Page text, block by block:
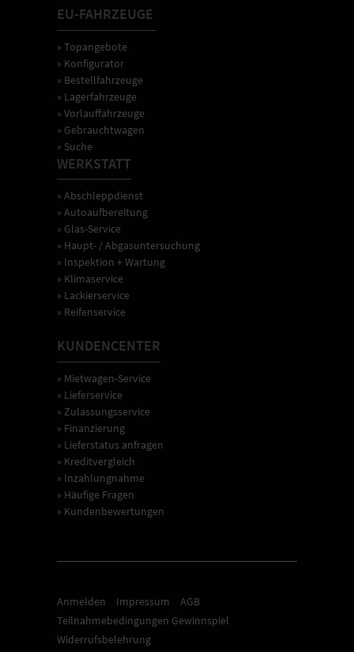
EU-FAHRZEUGE
» Topangebote
» Konfigurator
» Bestellfahrzeuge
» Lagerfahrzeuge
» Vorlauffahrzeuge
» Gebrauchtwagen
» Suche
WERKSTATT
» Abschleppdienst
» Autoaufbereitung
» Glas-Service
» Haupt- / Abgasuntersuchung
» Inspektion + Wartung
» Klimaservice
» Lackierservice
» Reifenservice
KUNDENCENTER
» Mietwagen-Service
» Lieferservice
» Zulassungsservice
» Finanzierung
» Lieferstatus anfragen
» Kreditvergleich
» Inzahlungnahme
» Häufige Fragen
» Kundenbewertungen
Anmelden Impressum
AGB
Teilnahmebedingungen Gewinnspiel
Widerrufsbelehrung